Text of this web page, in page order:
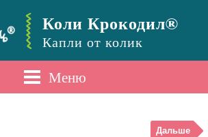
Коли Крокодил®
Капли от колик
Меню
Дальше